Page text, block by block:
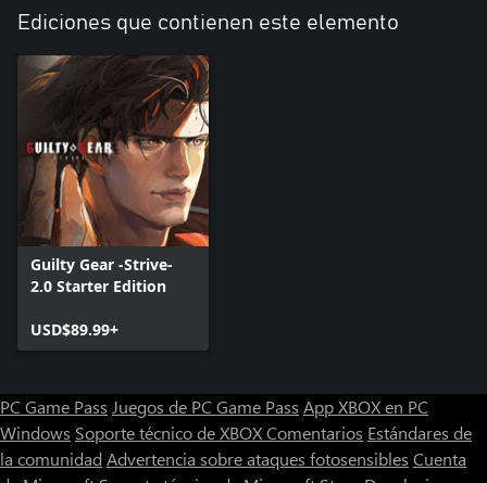
Ediciones que contienen este elemento
Guilty Gear -Strive-
2.0 Starter Edition
USD$89.99+
PC Game Pass Juegos de PC Game Pass App XBOX en PC
Windows Soporte técnico de XBOXComentarios Estándares de
la comunidad Advertencia sobre ataques fotosensibles Cuenta